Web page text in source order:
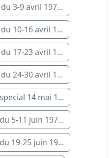
3-9 avril 197...
10-16 avril 1...
17-23 avril 1...
24-30 avril 1...
14 mai 1...
5-11 juin 197...
19-25 juin 19...